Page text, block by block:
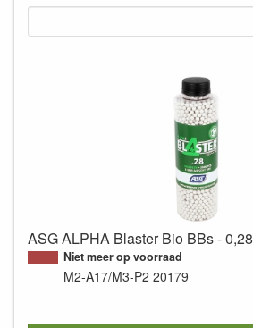
ASG ALPHA Blaster Bio BBs - 0,28
Niet meer op voorraad
M2-A17/M3-P2 20179